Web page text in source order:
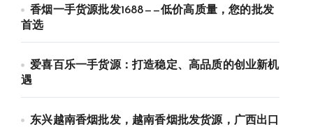
香烟一手货源批发1688——低价高质量，您的批发
首选
爱喜百乐一手货源：打造稳定、高品质的创业新机
遇
东兴越南香烟批发，越南香烟批发货源，广西出口